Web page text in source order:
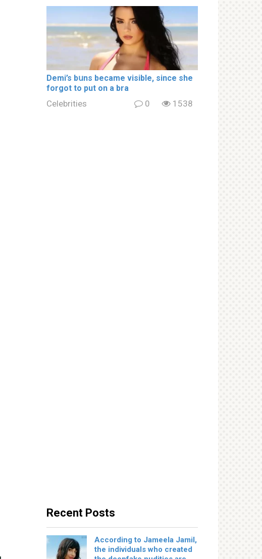
Demi’s bսns became visible, since she
forgot to put on a brа
Celebrities 0 1538
Recent Posts
According to Jameela Jamil,
the individuals who created